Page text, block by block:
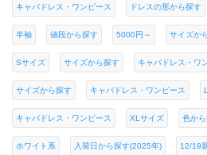
キャバドレス・ワンピース ドレスの形から探す
半袖 値段から探す 5000円～ サイズか
Sサイズ サイズから探す キャバドレス・ワ
サイズから探す キャバドレス・ワンピース
キャバドレス・ワンピース XLサイズ 色か
ホワイト系 入荷日から探す(2025年) 12/19